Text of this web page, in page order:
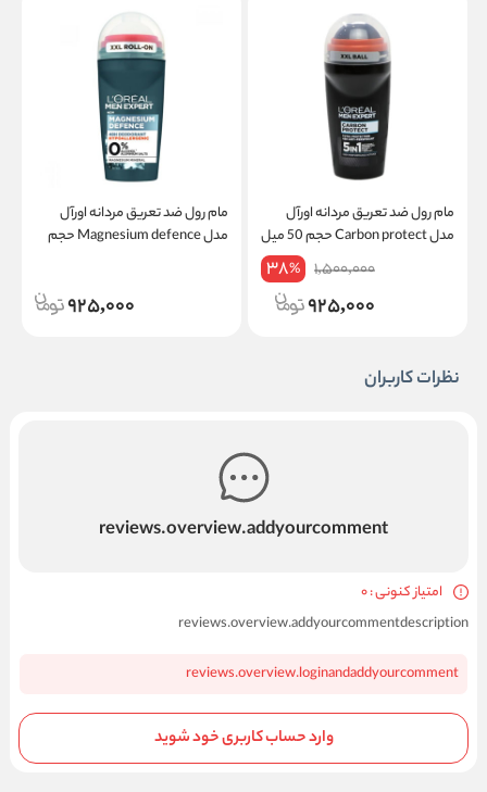
مام رول ضد تعریق مردانه اورآل
مدل Carbon protect حجم 50 میل
1,500,000
38%
925,000
مام رول ضد تعریق مردانه اورآل
مدل Magnesium defence حجم
925,000
نظرات کاربران
reviews.overview.addyourcomment
امتیاز کنونی : 0
reviews.overview.addyourcommentdescription
reviews.overview.loginandaddyourcomment
وارد حساب کاربری خود شوید